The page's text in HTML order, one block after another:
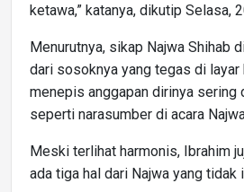
ketawa,” katanya, dikutip Selasa,
Menurutnya, sikap Najwa Shihab
dari sosoknya yang tegas di layar
menepis anggapan dirinya sering
seperti narasumber di acara
Meski terlihat harmonis, Ibrahim
ada tiga hal dari Najwa yang tidak